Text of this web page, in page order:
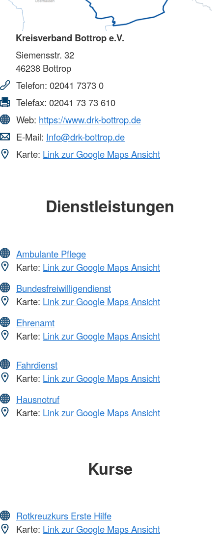
Kreisverband Bottrop e.V.
Siemensstr. 32
46238 Bottrop
Telefon: 02041 7373 0
Telefax: 02041 73 73 610
Web: https://www.drk-bottrop.de
E-Mail: Info@drk-bottrop.de
Karte: Link zur Google Maps Ansicht
Dienstleistungen
Ambulante Pflege
Karte: Link zur Google Maps Ansicht
Bundesfreiwilligendienst
Karte: Link zur Google Maps Ansicht
Ehrenamt
Karte: Link zur Google Maps Ansicht
Fahrdienst
Karte: Link zur Google Maps Ansicht
Hausnotruf
Karte: Link zur Google Maps Ansicht
Kurse
Rotkreuzkurs Erste Hilfe
Karte: Link zur Google Maps Ansicht